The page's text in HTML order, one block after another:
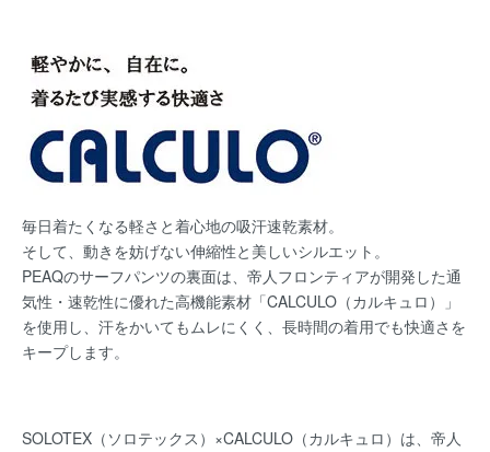
毎日着たくなる軽さと着心地の吸汗速乾素材。
そして、動きを妨げない伸縮性と美しいシルエット。
PEAQのサーフパンツの裏面は、帝人フロンティアが開発した通
気性・速乾性に優れた高機能素材「CALCULO（カルキュロ）」
を使用し、汗をかいてもムレにくく、長時間の着用でも快適さを
キープします。
SOLOTEX（ソロテックス）×CALCULO（カルキュロ）は、帝人